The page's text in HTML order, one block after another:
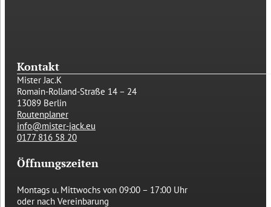
Kontakt
Mister Jac.K
Romain-Rolland-Straße 14 – 24
13089 Berlin
Routenplaner
info@mister-jack.eu
0177 816 58 20
Öffnungszeiten
Montags u. Mittwochs von 09:00 – 17:00 Uhr
oder nach Vereinbarung